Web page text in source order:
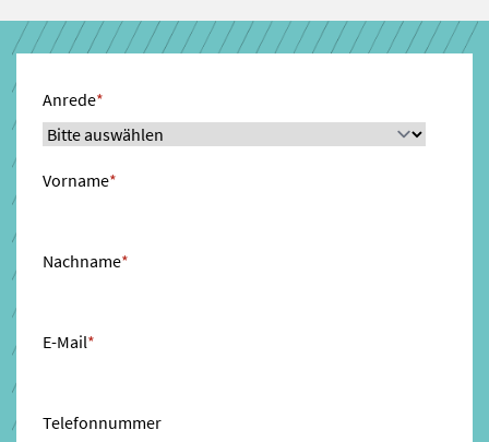
Anrede*
Vorname*
Nachname*
E-Mail*
Telefonnummer